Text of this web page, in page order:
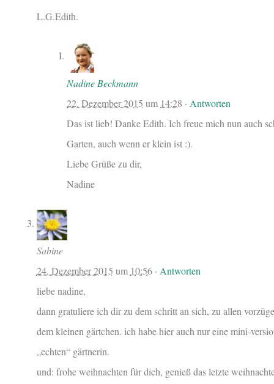
L.G.Edith.
Nadine Beckmann
22. Dezember 2015 um 14:28 · Antworten
Das ist lieb! Danke Edith. Ich freue mich nun auch
Garten, auch wenn er klein ist :).
Liebe Grüße zu dir,
Nadine
Sabine
24. Dezember 2015 um 10:56· Antworten
liebe nadine,
dann gratuliere ich dir zu dem schritt an sich, zu allen
dem kleinen gärtchen. ich habe hier auch nur eine mini-
„echten“ gärtnerin.
und: frohe weihnachten für dich, genieß das letzte